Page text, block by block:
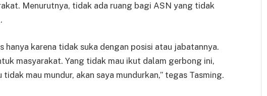
Menurutnya, tidak ada ruang bagi ASN yang tidak
hanya karena tidak suka dengan posisi atau jabatannya.
masyarakat. Yang tidak mau ikut dalam gerbong ini,
mau mundur, akan saya mundurkan,” tegas Tasming.